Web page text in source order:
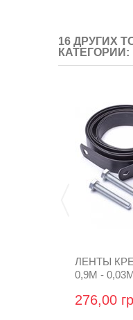
16 ДРУГИХ
КАТЕГОРИИ:
ЛЕНТЫ
0,9М -
276,00